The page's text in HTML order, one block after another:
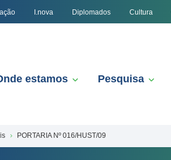
I.nova Diplomados Cultura
estamos Pesquisa
PORTARIA Nº 016/HUST/09